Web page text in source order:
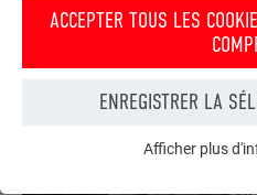
ACCEPTER TOUS LES
ENREGISTRER LA
Afficher plus